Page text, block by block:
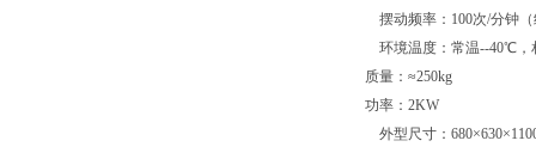
摆动频率：100次/分钟（
环境温度：常温--40℃，
质量：≈250kg
功率：2KW
外型尺寸：